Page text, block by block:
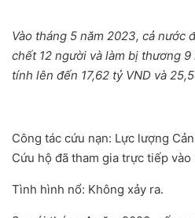
Vào tháng 5 năm 2023, cả nước
chết 12 người và làm bị thương
tính lên đến 17,62 tỷ VND và
Công tác cứu nạn: Lực lượng
Cứu hộ đã tham gia trực tiếp vào
Tình hình nổ: Không xảy ra.